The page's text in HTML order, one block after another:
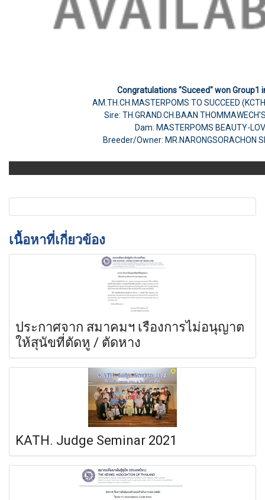
Congratulations "Suceed" won Group1
AM.TH.CH.MASTERPOMS TO SUCCEED
Sire: TH.GRAND.CH.BAAN
Dam: MASTERPOMS BEAUTY-
Breeder/Owner: MR.NARONGSORACHON
เนื้อหาที่เกี่ยวข้อง
ประกาศจาก สมาคมฯ เรื่องการไม่อนุญาต
ให้สุนัขที่ตัดหู / ตัดหาง
KATH. Judge Seminar 2021